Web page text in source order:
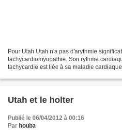
Pour Utah Utah n'a pas d'arythmie
tachycardiomyopathie. Son rythme
tachycardie est liée à sa maladie
Utah et le holter
Publié le 06/04/2012 à 00:16
Par houba